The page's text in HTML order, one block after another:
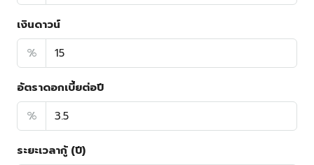
เงินดาวน์
%
อัตราดอกเบี้ยต่อปี
%
ระยะเวลากู้ (ปี)